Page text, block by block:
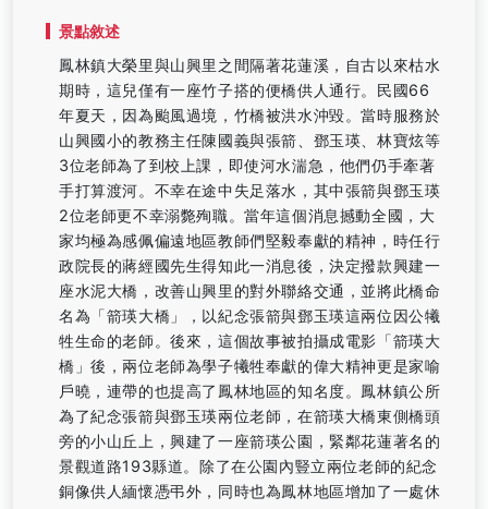
景點敘述
鳳林鎮大榮里與山興里之間隔著花蓮溪，自古以來枯水
期時，這兒僅有一座竹子搭的便橋供人通行。民國66
年夏天，因為颱風過境，竹橋被洪水沖毀。當時服務於
山興國小的教務主任陳國義與張箭、鄧玉瑛、林寶炫等
3位老師為了到校上課，即使河水湍急，他們仍手牽著
手打算渡河。不幸在途中失足落水，其中張箭與鄧玉瑛
2位老師更不幸溺斃殉職。當年這個消息撼動全國，大
家均極為感佩偏遠地區教師們堅毅奉獻的精神，時任行
政院長的蔣經國先生得知此一消息後，決定撥款興建一
座水泥大橋，改善山興里的對外聯絡交通，並將此橋命
名為「箭瑛大橋」，以紀念張箭與鄧玉瑛這兩位因公犧
牲生命的老師。後來，這個故事被拍攝成電影「箭瑛大
橋」後，兩位老師為學子犧牲奉獻的偉大精神更是家喻
戶曉，連帶的也提高了鳳林地區的知名度。鳳林鎮公所
為了紀念張箭與鄧玉瑛兩位老師，在箭瑛大橋東側橋頭
旁的小山丘上，興建了一座箭瑛公園，緊鄰花蓮著名的
景觀道路193縣道。除了在公園內豎立兩位老師的紀念
銅像供人緬懷憑弔外，同時也為鳳林地區增加了一處休